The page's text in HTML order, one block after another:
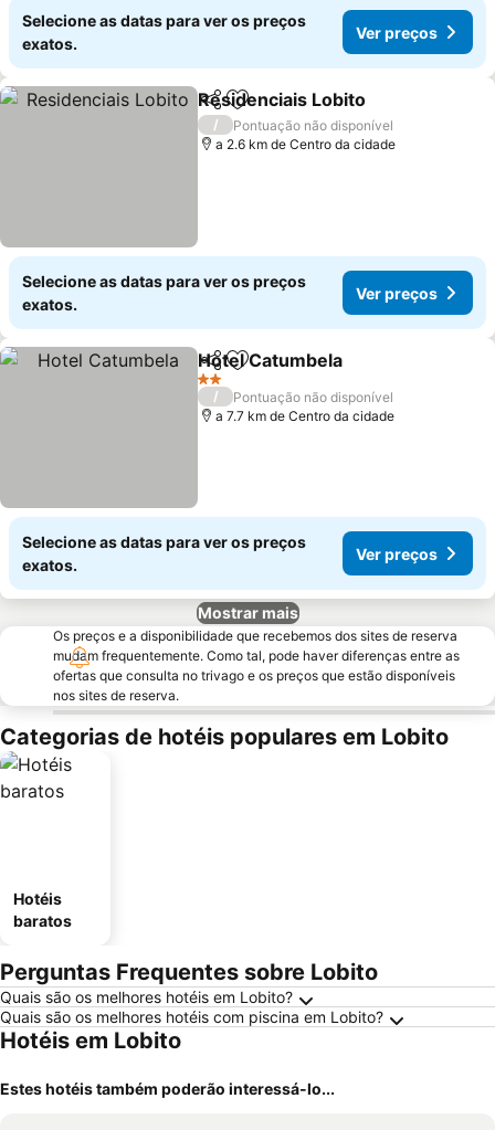
Selecione as datas para ver os preços
exatos.
Ver preços
PartilharAdicionar aos favoritos
Residenciais Lobito
/
Pontuação não disponível
a 2.6 km de Centro da cidade
Selecione as datas para ver os preços
exatos.
Ver preços
PartilharAdicionar aos favoritos
Hotel Catumbela
2 Estrelas
/
Pontuação não disponível
a 7.7 km de Centro da cidade
Selecione as datas para ver os preços
exatos.
Ver preços
Mostrar mais
Os preços e a disponibilidade que recebemos dos sites de reserva
mudam frequentemente. Como tal, pode haver diferenças entre as
ofertas que consulta no trivago e os preços que estão disponíveis
nos sites de reserva.
Categorias de hotéis populares em Lobito
Hotéis
baratos
Perguntas Frequentes sobre Lobito
Quais são os melhores hotéis em Lobito?
Quais são os melhores hotéis com piscina em Lobito?
Hotéis em Lobito
Estes hotéis também poderão interessá-lo...